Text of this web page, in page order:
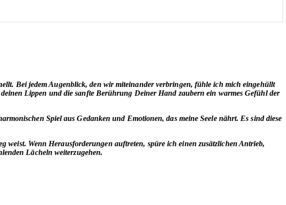
Bei jedem Augenblick, den wir miteinander verbringen, fühle ich mich eingehüllt
Lippen und die sanfte Berührung Deiner Hand zaubern ein warmes Gefühl der
Spiel aus Gedanken und Emotionen, das meine Seele nährt. Es sind diese
Wenn Herausforderungen auftreten, spüre ich einen zusätzlichen Antrieb,
Lächeln weiterzugehen.